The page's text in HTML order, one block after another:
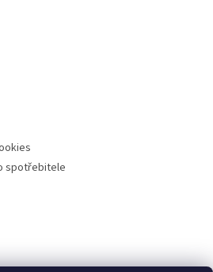
spotřebitele